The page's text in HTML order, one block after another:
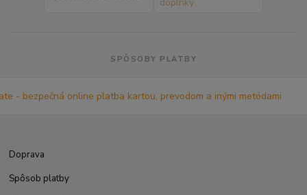
SPÔSOBY PLATBY
Doprava
Spôsob platby